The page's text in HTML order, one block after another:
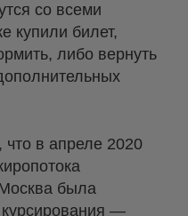
со всеми
купили билет,
либо вернуть
в апреле 2020
была
курсирования —